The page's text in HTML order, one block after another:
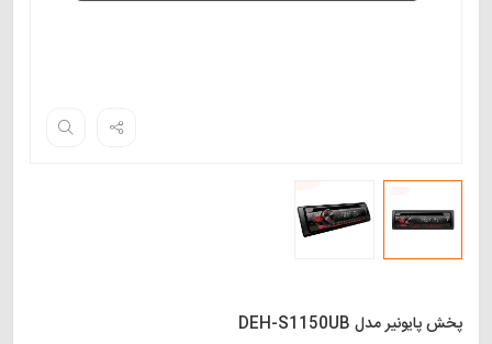
پخش پایونیر مدل DEH-S1150UB